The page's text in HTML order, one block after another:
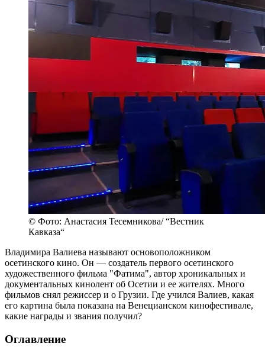
© Фото: Анастасия Тесемникова/ “Вестник
Кавказа“
Владимира Валиева называют основоположником
осетинского кино. Он — создатель первого осетинского
художественного фильма "Фатима", автор хроникальных и
документальных кинолент об Осетии и ее жителях. Много
фильмов снял режиссер и о Грузии. Где учился Валиев, какая
его картина была показана на Венецианском кинофестивале,
какие награды и звания получил?
Оглавление